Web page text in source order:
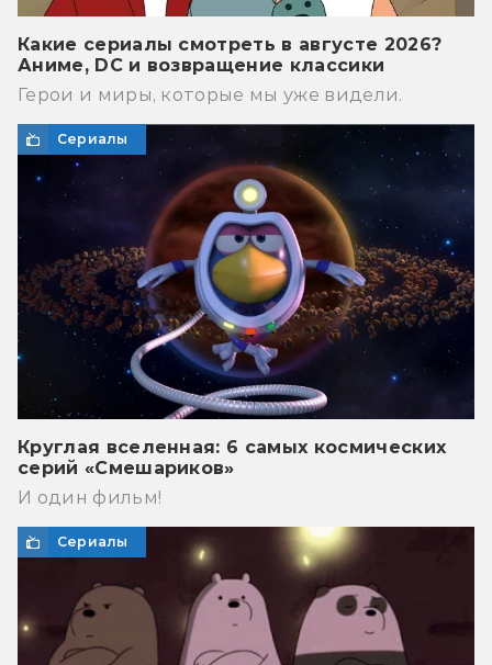
Какие сериалы смотреть в августе 2026?
Аниме, DC и возвращение классики
Герои и миры, которые мы уже видели.
Сериалы
Круглая вселенная: 6 самых космических
серий «Смешариков»
И один фильм!
Сериалы